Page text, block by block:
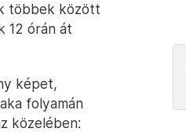
többek között
12 órán át
képet,
folyamán
közelében: